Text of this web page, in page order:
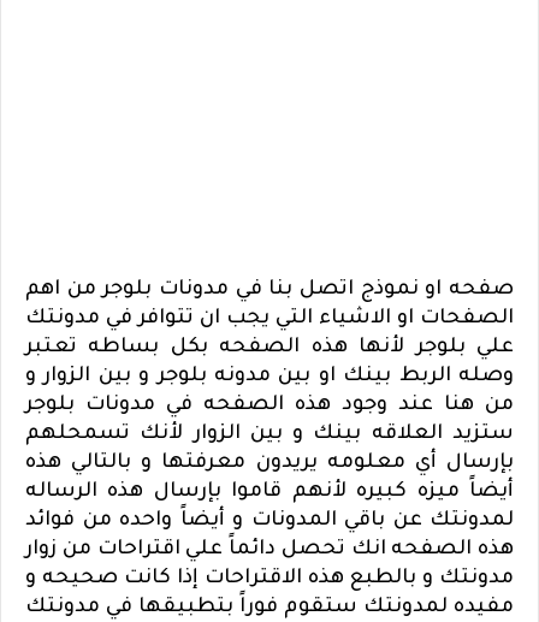
صفحه او نموذج اتصل بنا في مدونات بلوجر من اهم
الصفحات او الاشياء التي يجب ان تتوافر في مدونتك
علي بلوجر لأنها هذه الصفحه بكل بساطه تعتبر
وصله الربط بينك او بين مدونه بلوجر و بين الزوار و
من هنا عند وجود هذه الصفحه في مدونات بلوجر
ستزيد العلاقه بينك و بين الزوار لأنك تسمحلهم
بإرسال أي معلومه يريدون معرفتها و بالتالي هذه
أيضاً ميزه كبيره لأنهم قاموا بإرسال هذه الرساله
لمدونتك عن باقي المدونات و أيضاً واحده من فوائد
هذه الصفحه انك تحصل دائماً علي اقتراحات من زوار
مدونتك و بالطبع هذه الاقتراحات إذا كانت صحيحه و
مفيده لمدونتك ستقوم فوراً بتطبيقها في مدونتك